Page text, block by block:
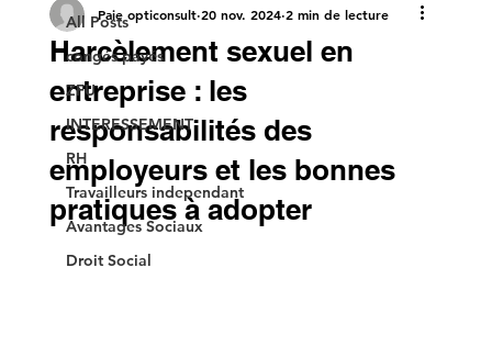
All Posts
congés payés
ZFU
INTERESSEMENT
RH
Travailleurs independant
Avantages Sociaux
Droit Social
Harcèlement sexuel en
entreprise : les
responsabilités des
employeurs et les bonnes
pratiques à adopter
Paie opticonsult 20 nov. 2024 2 min de lecture